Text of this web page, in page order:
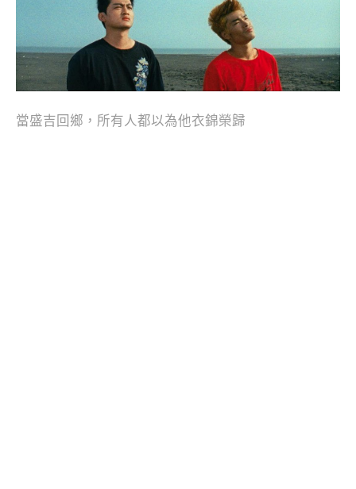
當盛吉回鄉，所有人都以為他衣錦榮歸